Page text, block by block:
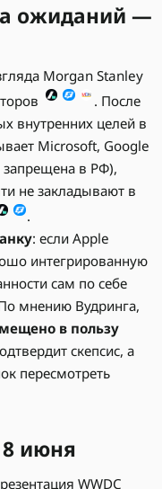
ожиданий —
Morgan Stanley
. После
внутренних целей в
Microsoft, Google
запрещена в РФ),
не закладывают в
.
: если Apple
интегрированную
сам по себе
мнению Вудринга,
в пользу
скепсис, а
пересмотреть
июня
WWDC